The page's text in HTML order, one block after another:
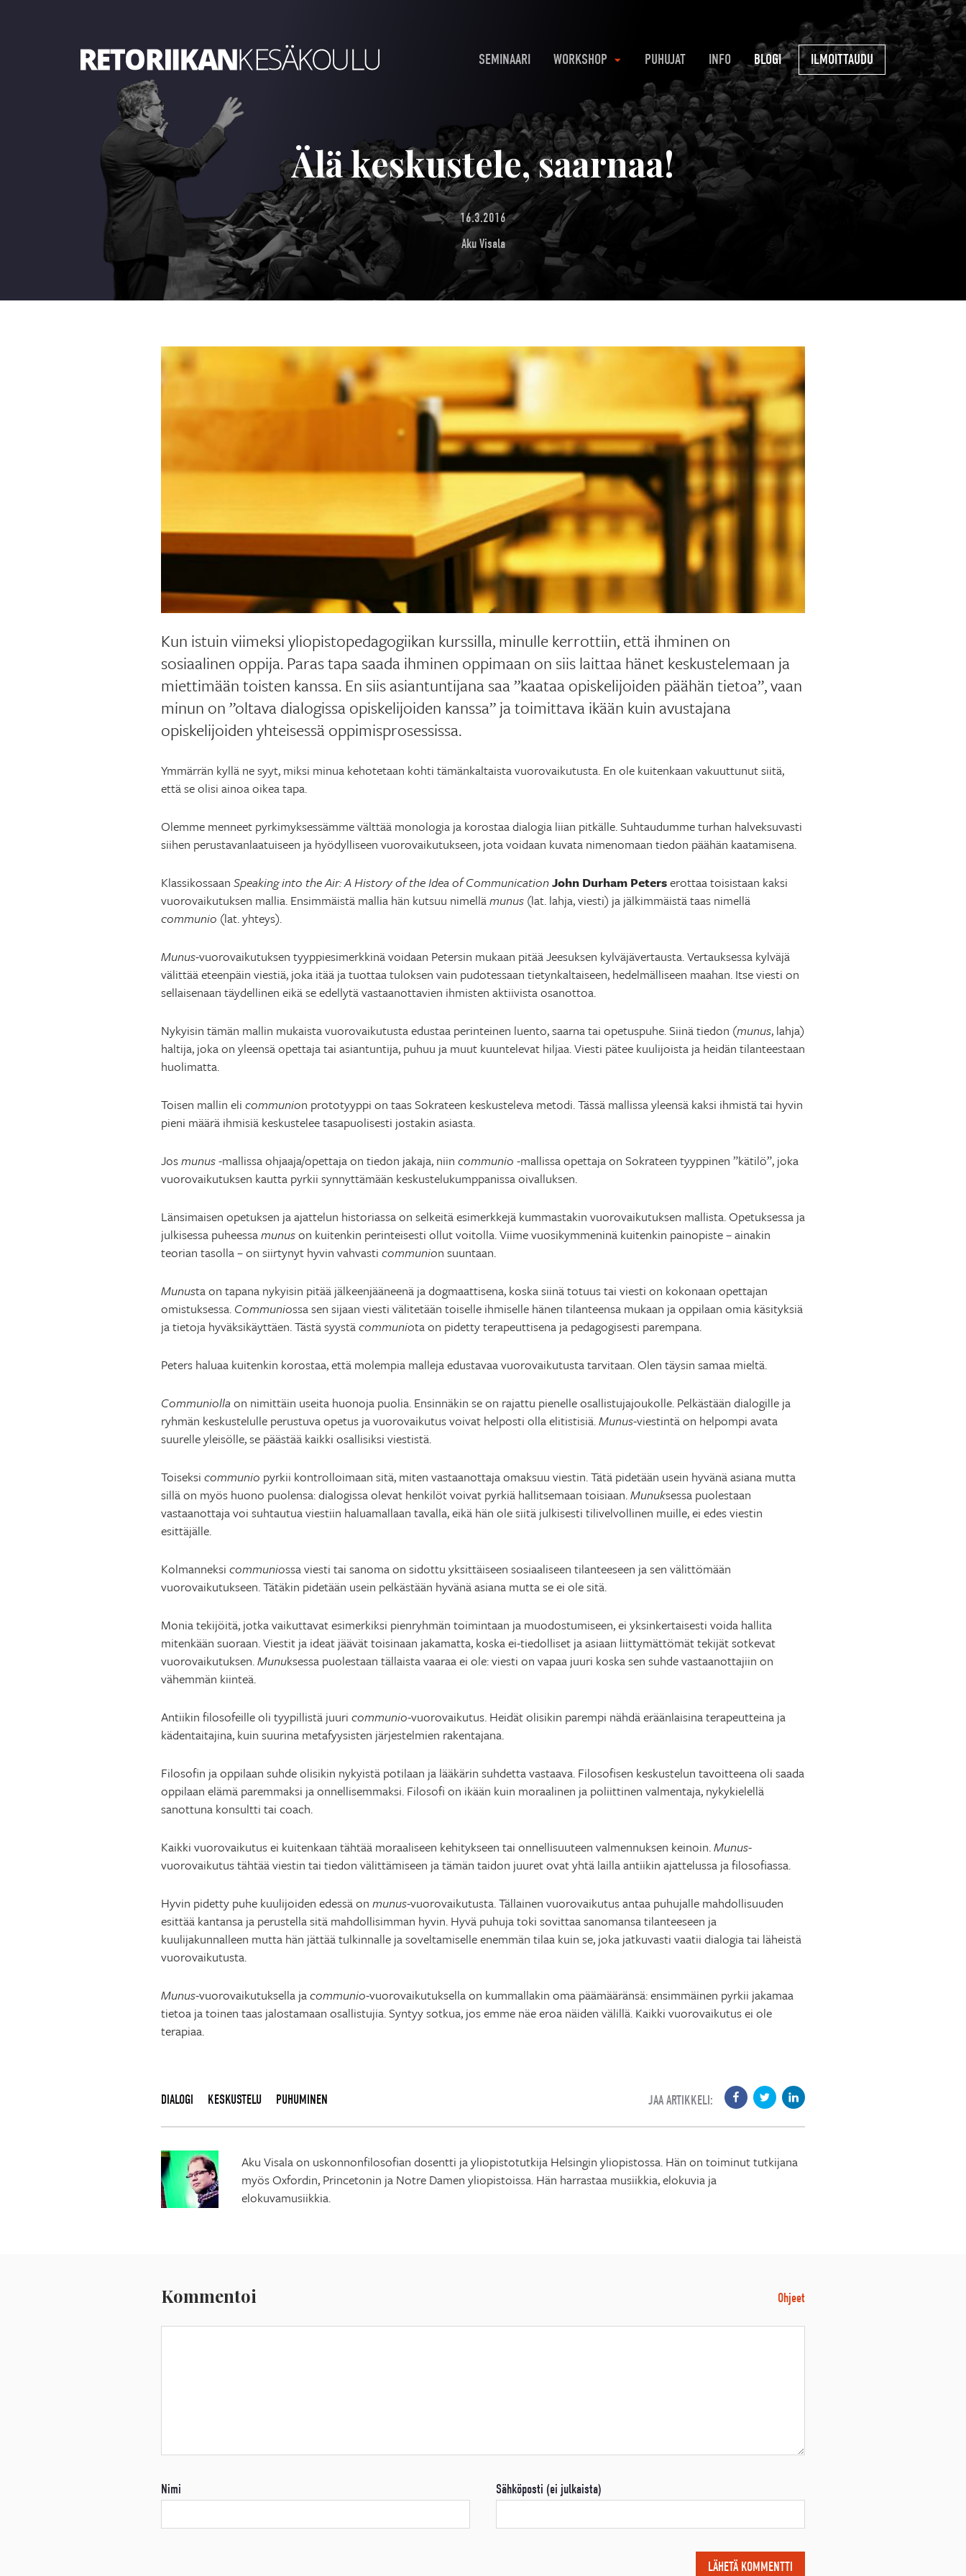
SEMINAARI WORKSHOP PUHUJAT INFO BLOGI ILMOITTAUDU
Älä keskustele, saarnaa!
16.3.2016
Aku Visala
Kun istuin viimeksi yliopistopedagogiikan kurssilla, minulle kerrottiin, että ihminen on
sosiaalinen oppija. Paras tapa saada ihminen oppimaan on siis laittaa hänet keskustelemaan ja
miettimään toisten kanssa. En siis asiantuntijana saa ”kaataa opiskelijoiden päähän tietoa”, vaan
minun on ”oltava dialogissa opiskelijoiden kanssa” ja toimittava ikään kuin avustajana
opiskelijoiden yhteisessä oppimisprosessissa.
Ymmärrän kyllä ne syyt, miksi minua kehotetaan kohti tämänkaltaista vuorovaikutusta. En ole kuitenkaan vakuuttunut siitä,
että se olisi ainoa oikea tapa.
Olemme menneet pyrkimyksessämme välttää monologia ja korostaa dialogia liian pitkälle. Suhtaudumme turhan halveksuvasti
siihen perustavanlaatuiseen ja hyödylliseen vuorovaikutukseen, jota voidaan kuvata nimenomaan tiedon päähän kaatamisena.
Klassikossaan Speaking into the Air: A History of the Idea of CommunicationJohn Durham Peterserottaa toisistaan kaksi
vuorovaikutuksen mallia. Ensimmäistä mallia hän kutsuu nimellämunus (lat. lahja, viesti) ja jälkimmäistä taas nimellä
communio (lat. yhteys).
Munus-vuorovaikutuksen tyyppiesimerkkinä voidaan Petersin mukaan pitää Jeesuksen kylväjävertausta. Vertauksessa kylväjä
välittää eteenpäin viestiä, joka itää ja tuottaa tuloksen vain pudotessaan tietynkaltaiseen, hedelmälliseen maahan. Itse viesti on
sellaisenaan täydellinen eikä se edellytä vastaanottavien ihmisten aktiivista osanottoa.
Nykyisin tämän mallin mukaista vuorovaikutusta edustaa perinteinen luento, saarna tai opetuspuhe. Siinä tiedon (munus, lahja)
haltija, joka on yleensä opettaja tai asiantuntija, puhuu ja muut kuuntelevat hiljaa. Viesti pätee kuulijoista ja heidän tilanteestaan
huolimatta.
Toisen mallin eli communion prototyyppi on taas Sokrateen keskusteleva metodi. Tässä mallissa yleensä kaksi ihmistä tai hyvin
pieni määrä ihmisiä keskustelee tasapuolisesti jostakin asiasta.
Josmunus-mallissa ohjaaja/opettaja on tiedon jakaja, niin communio -mallissa opettaja on Sokrateen tyyppinen ”kätilö”, joka
vuorovaikutuksen kautta pyrkii synnyttämään keskustelukumppanissa oivalluksen.
Länsimaisen opetuksen ja ajattelun historiassa on selkeitä esimerkkejä kummastakin vuorovaikutuksen mallista. Opetuksessa ja
julkisessa puheessamunuson kuitenkin perinteisesti ollut voitolla. Viime vuosikymmeninä kuitenkin painopiste – ainakin
teorian tasolla – on siirtynyt hyvin vahvasti communion suuntaan.
Munusta on tapana nykyisin pitää jälkeenjääneenä ja dogmaattisena, koska siinä totuus tai viesti on kokonaan opettajan
omistuksessa. Communiossa sen sijaan viesti välitetään toiselle ihmiselle hänen tilanteensa mukaan ja oppilaan omia käsityksiä
ja tietoja hyväksikäyttäen. Tästä syystäcommuniota on pidetty terapeuttisena ja pedagogisesti parempana.
Peters haluaa kuitenkin korostaa, että molempia malleja edustavaa vuorovaikutusta tarvitaan. Olen täysin samaa mieltä.
Communiolla on nimittäin useita huonoja puolia. Ensinnäkin se on rajattu pienelle osallistujajoukolle. Pelkästään dialogille ja
ryhmän keskustelulle perustuva opetus ja vuorovaikutus voivat helposti olla elitistisiä.Munus-viestintä on helpompi avata
suurelle yleisölle, se päästää kaikki osallisiksi viestistä.
Toiseksi communio pyrkii kontrolloimaan sitä, miten vastaanottaja omaksuu viestin. Tätä pidetään usein hyvänä asiana mutta
sillä on myös huono puolensa: dialogissa olevat henkilöt voivat pyrkiä hallitsemaan toisiaan.Munuksessa puolestaan
vastaanottaja voi suhtautua viestiin haluamallaan tavalla, eikä hän ole siitä julkisesti tilivelvollinen muille, ei edes viestin
esittäjälle.
Kolmanneksi communiossa viesti tai sanoma on sidottu yksittäiseen sosiaaliseen tilanteeseen ja sen välittömään
vuorovaikutukseen. Tätäkin pidetään usein pelkästään hyvänä asiana mutta se ei ole sitä.
Monia tekijöitä, jotka vaikuttavat esimerkiksi pienryhmän toimintaan ja muodostumiseen, ei yksinkertaisesti voida hallita
mitenkään suoraan. Viestit ja ideat jäävät toisinaan jakamatta, koska ei-tiedolliset ja asiaan liittymättömät tekijät sotkevat
vuorovaikutuksen.Munuksessa puolestaan tällaista vaaraa ei ole: viesti on vapaa juuri koska sen suhde vastaanottajiin on
vähemmän kiinteä.
Antiikin filosofeille oli tyypillistä juuri communio-vuorovaikutus. Heidät olisikin parempi nähdä eräänlaisina terapeutteina ja
kädentaitajina, kuin suurina metafyysisten järjestelmien rakentajana.
Filosofin ja oppilaan suhde olisikin nykyistä potilaan ja lääkärin suhdetta vastaava. Filosofisen keskustelun tavoitteena oli saada
oppilaan elämä paremmaksi ja onnellisemmaksi. Filosofi on ikään kuin moraalinen ja poliittinen valmentaja, nykykielellä
sanottuna konsultti tai coach.
Kaikki vuorovaikutus ei kuitenkaan tähtää moraaliseen kehitykseen tai onnellisuuteen valmennuksen keinoin.Munus-
vuorovaikutus tähtää viestin tai tiedon välittämiseen ja tämän taidon juuret ovat yhtä lailla antiikin ajattelussa ja filosofiassa.
Hyvin pidetty puhe kuulijoiden edessä on munus-vuorovaikutusta. Tällainen vuorovaikutus antaa puhujalle mahdollisuuden
esittää kantansa ja perustella sitä mahdollisimman hyvin. Hyvä puhuja toki sovittaa sanomansa tilanteeseen ja
kuulijakunnalleen mutta hän jättää tulkinnalle ja soveltamiselle enemmän tilaa kuin se, joka jatkuvasti vaatii dialogia tai läheistä
vuorovaikutusta.
Munus-vuorovaikutuksella jacommunio-vuorovaikutuksella on kummallakin oma päämääränsä: ensimmäinen pyrkii jakamaa
tietoa ja toinen taas jalostamaan osallistujia. Syntyy sotkua, jos emme näe eroa näiden välillä. Kaikki vuorovaikutus ei ole
terapiaa.
DIALOGI KESKUSTELU PUHUMINEN JAA ARTIKKELI:
Aku Visala on uskonnonfilosofian dosentti ja yliopistotutkija Helsingin yliopistossa. Hän on toiminut tutkijana
myös Oxfordin, Princetonin ja Notre Damen yliopistoissa. Hän harrastaa musiikkia, elokuvia ja
elokuvamusiikkia.
Kommentoi Ohjeet
Nimi Sähköposti (ei julkaista)